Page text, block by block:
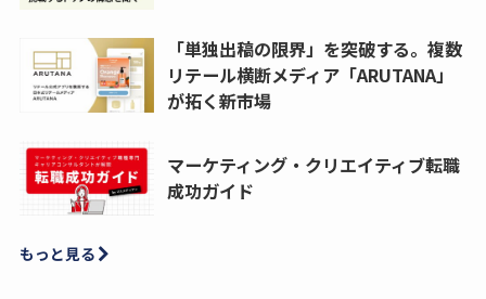
「単独出稿の限界」を突破する。複数
リテール横断メディア「ARUTANA」
が拓く新市場
マーケティング・クリエイティブ転職
成功ガイド
もっと見る